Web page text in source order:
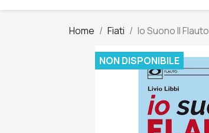
Home Fiati Io Suono Il
NON DISPONIBILE